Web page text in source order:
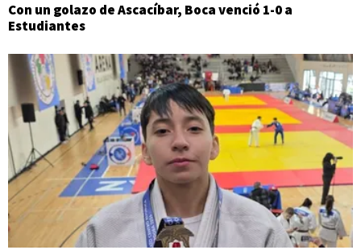
Con un golazo de Ascacíbar, Boca venció 1-0 a
Estudiantes